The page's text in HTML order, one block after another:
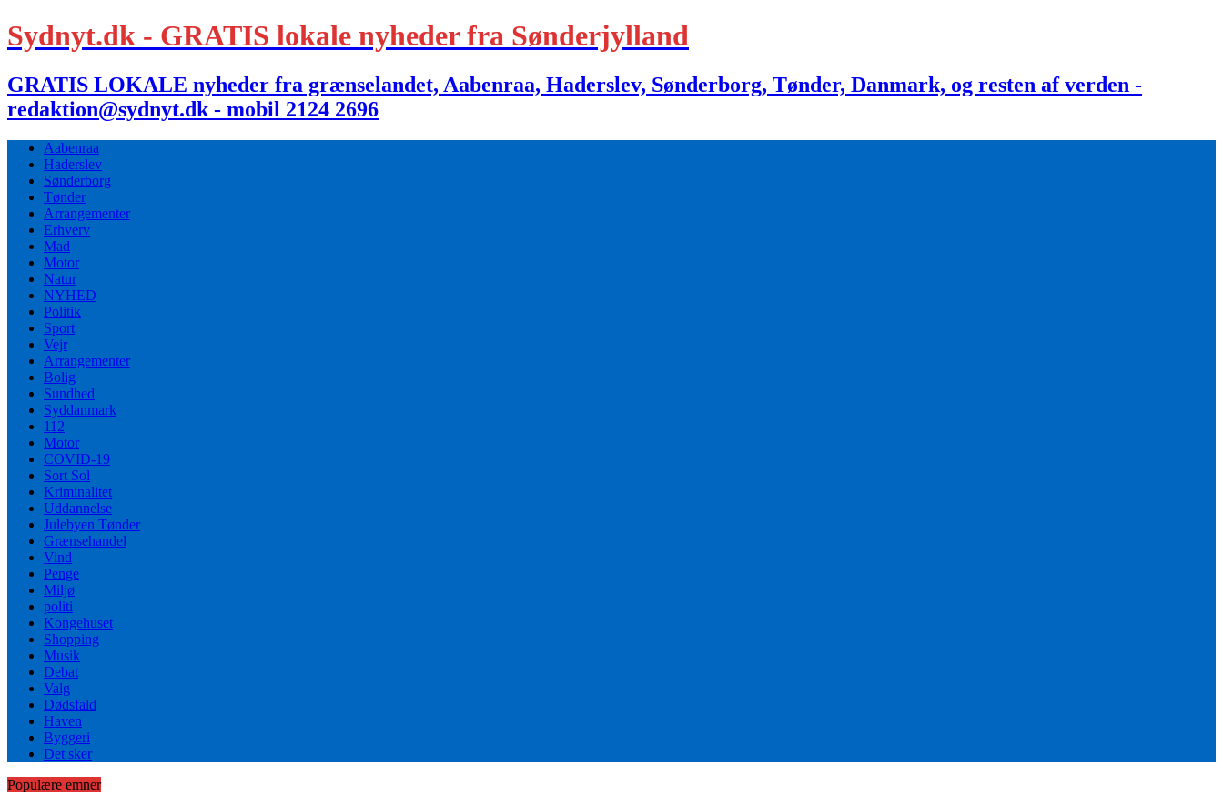
Sydnyt.dk - GRATIS lokale nyheder fra Sønderjylland
GRATIS LOKALE nyheder fra grænselandet, Aabenraa, Haderslev, Sønderborg, Tønder, Danmark, og resten af verden -
redaktion@sydnyt.dk - mobil 2124 2696
Aabenraa
Haderslev
Sønderborg
Tønder
Arrangementer
Erhverv
Mad
Motor
Natur
NYHED
Politik
Sport
Vejr
Arrangementer
Bolig
Sundhed
Syddanmark
112
Motor
COVID-19
Sort Sol
Kriminalitet
Uddannelse
Julebyen Tønder
Grænsehandel
Vind
Penge
Miljø
politi
Kongehuset
Shopping
Musik
Debat
Valg
Dødsfald
Haven
Byggeri
Det sker
Populære emner